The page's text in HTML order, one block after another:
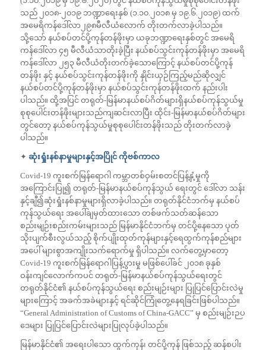
သည် ၂၀၁၈-၂၀၁၉ ဘဏ္ဍာရေးနှစ် (၁.၁၀.၂၀၁၈ မှ ၁၉.၆.၂၀၁၉) ထက်
အမေရိကန်‌ဒေါ်လာ၂၉၈မီလီယံလောက် တိုးတက်လာခဲ့ပါသည်။
သို့သော် နယ်စပ်တင်ပို့ကုန်တန်ဖိုးမှာ ယခုဘဏ္ဍာရေးနှစ်တွင် အမေရိ
ကန်ဒေါ်လာ ၄၅ မီလီယံသာတိုးခဲ့ပြီး နယ်စပ်သွင်းကုန်တန်ဖိုးမှာ အမေရိ
ကန်ဒေါ်လာ ၂၅၃ မီလီယံတိုးတက်ခဲ့သောကြောင့် နယ်စပ်တင်ပို့ကုန်
တန်ဖိုး နှင့် နယ်စပ်သွင်းကုန်တန်ဖိုးကို နှိုင်းယှဉ်ကြည့်မည်ဆိုလျှင်
နယ်စပ်တင်ပို့ကုန်တန်ဖိုးမှာ နယ်စပ်သွင်းကုန်တန်ဖိုးထက် နည်းပါး
ပါသည်။ ထို့အပြင် တရုတ်-မြန်မာနယ်စပ်ဂိတ်များရှိနယ်စပ်ကုန်သွယ်မှု
စုစုပေါင်းတန်ဖိုးများသည်ကျဆင်းလာပြီး ထိုင်း-မြန်မာနယ်စပ်ဂိတ်များ
တွင်တော့ နယ်စပ်ကုန်သွယ်မှုစုစုပေါင်းတန်ဖိုးသည် တိုးတက်လာခဲ့
ပါသည်။
✦ ဆုံးရှုံးနစ်နာမှုများနှင့်အပြိုင် ကိုဗစ်ကာလ
Covid-19 ကူးစက်မြန်ရောဂါ ကမ္ဘာတစ်ဝှမ်းစတင်ပြန့်နှံ့မှုကို
အကြောင်းပြု၍ တရုတ်-မြန်မာနယ်စပ်ကုန်သွယ် ရေးတွင် ဒေါ်လာ သန်း
နှင့်ချီ၍ဆုံးရှုံးနစ်နာမှုများရှိလာခဲ့ပါသည်။ တရုတ်နိုင်ငံဘက်မှ နယ်စပ်
ကုန်သွယ်ရေး အပေါ်ချမှတ်ထားသော တစ်ဖက်သတ်ဆန်သော
စည်းမျဉ်းစည်းကမ်းများသည် မြန်မာနိုင်ငံဘက်မှ တင်ပို့နေသော ပုတ်
သိုးပျက်စီးလွယ်သည့် စိုက်ပျိုးထုတ်ကုန်များနှင့်ရေထွက်ကုန်စည်များ
အပေါ် များစွာအကျိုးသက်ရောက်မှု ရှိပါသည်။ လက်တွေ့မှာတော့
Covid-19 ကူးစက်မြန်ရောဂါပြန့်ပွားမှု မဖြစ်ပေါ်ခင် ၂၀၁၈ ခုနှစ်
ဝန်းကျင်လောက်ကပင် တရုတ်-မြန်မာနယ်စပ်ကုန်သွယ်ရေးတွင်
တရုတ်နိုင်ငံ၏ နယ်စပ်ကုန်သွယ်ရေး စည်းမျဉ်းများ ပြုပြင်ပြောင်းလဲမှု
များကြောင့် အခက်အခဲများနှင့် ရင်ဆိုင်ကြုံတွေ့နေရခြင်းဖြစ်ပါသည်။
“General Administration of Customs of China-GACC” မှ စည်းမျဉ်းဉပ
ဒေများ ပြုပြင်ပြောင်းလဲများပြုလုပ်ခဲ့ပါသည်။
မြန်မာနိုင်ငံ၏ အရေးပါသော ထွက်ကုန်၊ တင်ပို့ကုန် ဖြစ်သည့် ဆန်စပါး